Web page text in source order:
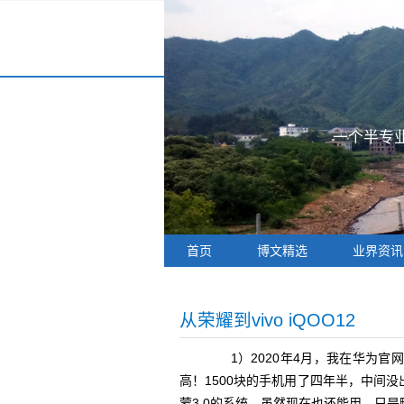
一个半专
首页 博文精选 业界资讯
从荣耀到vivo iQOO12
1）2020年4月，我在华为官网
高！1500块的手机用了四年半，中间